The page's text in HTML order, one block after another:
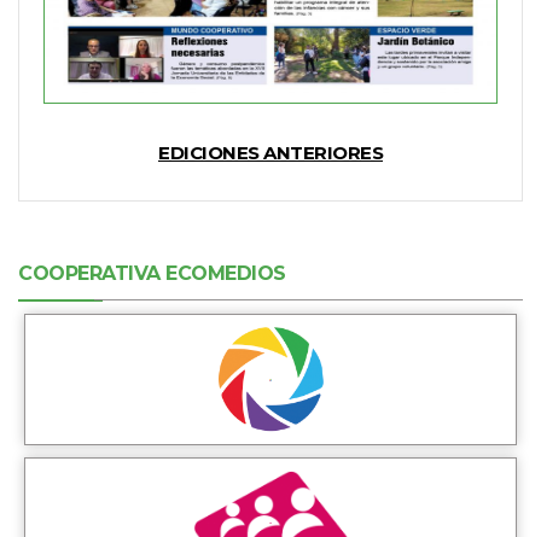
EDICIONES ANTERIORES
COOPERATIVA ECOMEDIOS